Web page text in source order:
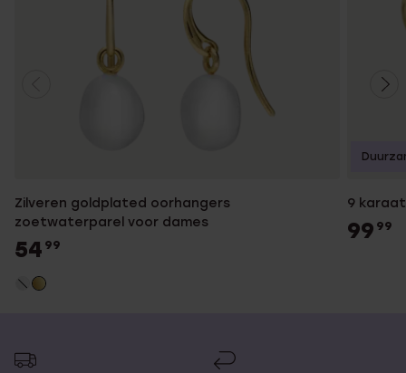
Zilveren goldplated oorhangers
zoetwaterparel voor dames
54 99
9
99 99